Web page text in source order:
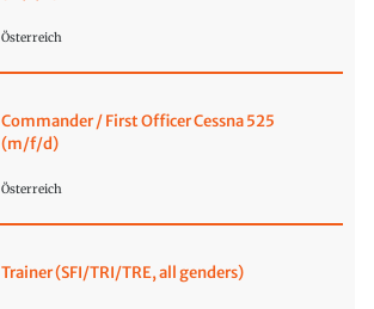
Österreich
Commander / First Officer Cessna 525
(m/f/d)
Österreich
Trainer (SFI/TRI/TRE, all genders)